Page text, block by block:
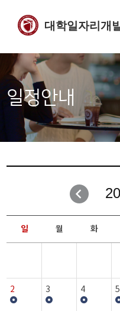
대학일자리개
일정안내
일 월 화
2 3 4 5